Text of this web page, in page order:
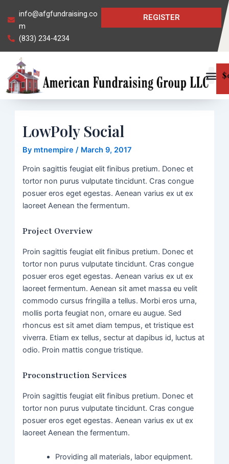
content
info@afgfundraising.co
m
(833) 234-4234
REGISTER
$
LowPoly Social
By mtnempire / March 9, 2017
Proin sagittis feugiat elit finibus pretium. Donec et
tortor non purus vulputate tincidunt. Cras congue
posuer eros eget egestas. Aenean varius ex ut ex
laoreet Aenean the fermentum.
Project Overview
Proin sagittis feugiat elit finibus pretium. Donec et
tortor non purus vulputate tincidunt. Cras congue
posuer eros eget egestas. Aenean varius ex ut ex
laoreet fermentum. Aenean sit amet massa eu velit
commodo cursus fringilla a tellus. Morbi eros urna,
mollis porta feugiat non, ornare eu augue. Sed
rhoncus est sit amet diam tempus, et tristique est
viverra. Etiam ex tellus, sectur at dapibus id, luctus at
odio. Proin mattis congue tristique.
Proconstruction Services
Proin sagittis feugiat elit finibus pretium. Donec et
tortor non purus vulputate tincidunt. Cras congue
posuer eros eget egestas. Aenean varius ex ut ex
laoreet Aenean the fermentum.
Providing all materials, labor equipment.
navigation